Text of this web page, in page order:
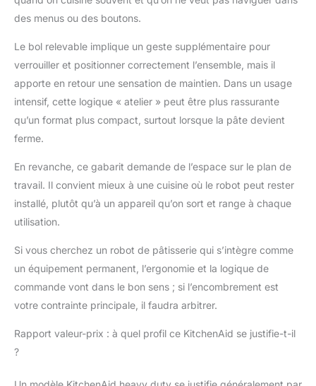
des menus ou des boutons.
Le bol relevable implique un geste supplémentaire pour
verrouiller et positionner correctement l’ensemble, mais il
apporte en retour une sensation de maintien. Dans un usage
intensif, cette logique « atelier » peut être plus rassurante
qu’un format plus compact, surtout lorsque la pâte devient
ferme.
En revanche, ce gabarit demande de l’espace sur le plan de
travail. Il convient mieux à une cuisine où le robot peut rester
installé, plutôt qu’à un appareil qu’on sort et range à chaque
utilisation.
Si vous cherchez un robot de pâtisserie qui s’intègre comme
un équipement permanent, l’ergonomie et la logique de
commande vont dans le bon sens ; si l’encombrement est
votre contrainte principale, il faudra arbitrer.
Rapport valeur-prix : à quel profil ce KitchenAid se justifie-t-il
?